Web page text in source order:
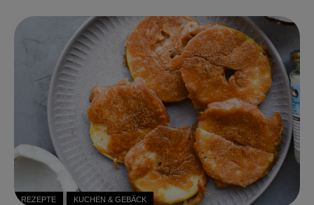
REZEPTE KUCHEN & GEBÄCK